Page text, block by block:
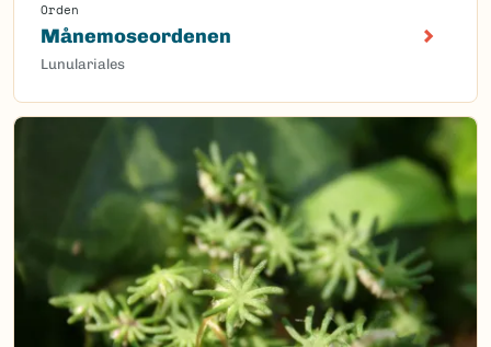
Orden
Månemoseordenen
Lunulariales